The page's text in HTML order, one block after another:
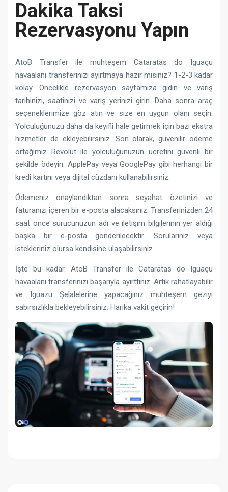
Dakika Taksi
Rezervasyonu Yapın
AtoB Transfer ile muhteşem Cataratas do Iguaçu
havaalanı transferinizi ayırtmaya hazır mısınız? 1-2-3 kadar
kolay. Öncelikle rezervasyon sayfamıza gidin ve varış
tarihinizi, saatinizi ve varış yerinizi girin. Daha sonra araç
seçeneklerimize göz atın ve size en uygun olanı seçin.
Yolculuğunuzu daha da keyifli hale getirmek için bazı ekstra
hizmetler de ekleyebilirsiniz. Son olarak, güvenilir ödeme
ortağımız Revolut ile yolculuğunuzun ücretini güvenli bir
şekilde ödeyin. ApplePay veya GooglePay gibi herhangi bir
kredi kartını veya dijital cüzdanı kullanabilirsiniz.
Ödemeniz onaylandıktan sonra seyahat özetinizi ve
faturanızı içeren bir e-posta alacaksınız. Transferinizden 24
saat önce sürücünüzün adı ve iletişim bilgilerinin yer aldığı
başka bir e-posta gönderilecektir. Sorularınız veya
istekleriniz olursa kendisine ulaşabilirsiniz.
İşte bu kadar. AtoB Transfer ile Cataratas do Iguaçu
havaalanı transferinizi başarıyla ayırttınız. Artık rahatlayabilir
ve Iguazu Şelalelerine yapacağınız muhteşem geziyi
sabırsızlıkla bekleyebilirsiniz. Harika vakit geçirin!